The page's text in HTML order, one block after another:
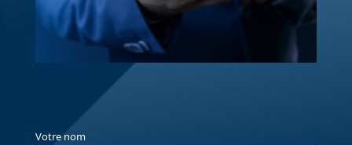
Votre nom